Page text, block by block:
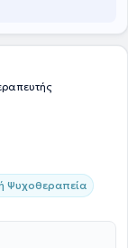
Ψυχοθεραπεία